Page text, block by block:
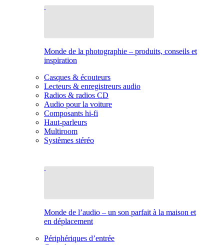
Monde de la photographie – produits, conseils et
inspiration
Casques & écouteurs
Lecteurs & enregistreurs audio
Radios & radios CD
Audio pour la voiture
Composants hi-fi
Haut-parleurs
Multiroom
Systèmes stéréo
Monde de l’audio – un son parfait à la maison et
en déplacement
Périphériques d’entrée